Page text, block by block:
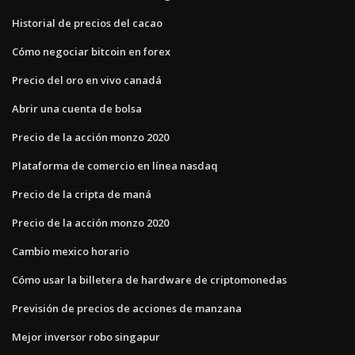
Historial de precios del cacao
Cómo negociar bitcoin en forex
Precio del oro en vivo canadá
Abrir una cuenta de bolsa
Precio de la acción monzo 2020
Plataforma de comercio en línea nasdaq
Precio de la cripta de maná
Precio de la acción monzo 2020
Cambio mexico horario
Cómo usar la billetera de hardware de criptomonedas
Previsión de precios de acciones de manzana
Mejor inversor robo singapur